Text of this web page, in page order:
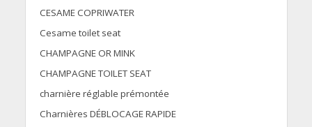
CESAME COPRIWATER
Cesame toilet seat
CHAMPAGNE OR MINK
CHAMPAGNE TOILET SEAT
charnière réglable prémontée
Charnières DÉBLOCAGE RAPIDE